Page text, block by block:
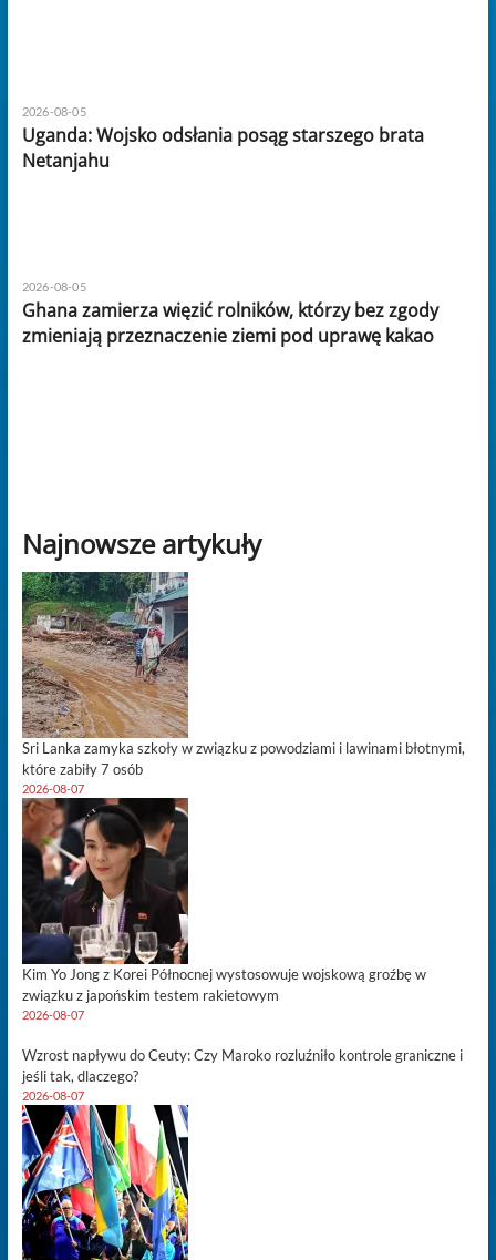
2026-08-05
Uganda: Wojsko odsłania posąg starszego brata
Netanjahu
2026-08-05
Ghana zamierza więzić rolników, którzy bez zgody
zmieniają przeznaczenie ziemi pod uprawę kakao
Najnowsze artykuły
Sri Lanka zamyka szkoły w związku z powodziami i lawinami błotnymi,
które zabiły 7 osób
2026-08-07
Kim Yo Jong z Korei Północnej wystosowuje wojskową groźbę w
związku z japońskim testem rakietowym
2026-08-07
Wzrost napływu do Ceuty: Czy Maroko rozluźniło kontrole graniczne i
jeśli tak, dlaczego?
2026-08-07